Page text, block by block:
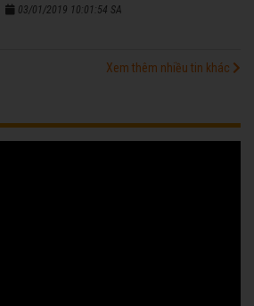
03/01/2019 10:01:54 SA
Xem thêm nhiều tin khác